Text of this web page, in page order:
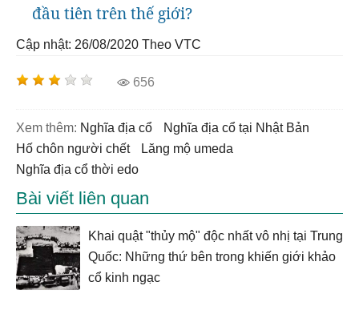
đầu tiên trên thế giới?
Cập nhật: 26/08/2020 Theo VTC
656
Xem thêm: nghĩa địa cổ
nghĩa địa cổ tại Nhật Bản
hố chôn người chết
lăng mộ umeda
nghĩa địa cổ thời edo
Bài viết liên quan
Khai quật "thủy mộ" độc nhất vô nhị tại Trung
Quốc: Những thứ bên trong khiến giới khảo
cổ kinh ngạc